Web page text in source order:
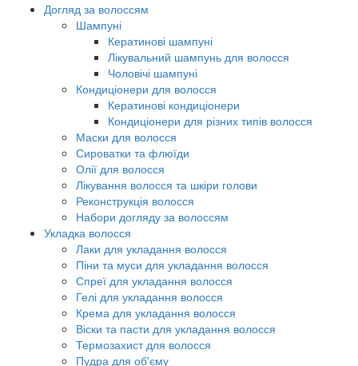
Догляд за волоссям
Шампуні
Кератинові шампуні
Лікувальний шампунь для волосся
Чоловічі шампуні
Кондиціонери для волосся
Кератинові кондиціонери
Кондиціонери для різних типів волосся
Маски для волосся
Сироватки та флюїди
Олії для волосся
Лікування волосся та шкіри голови
Реконструкція волосся
Набори догляду за волоссям
Укладка волосся
Лаки для укладання волосся
Піни та муси для укладання волосся
Спреї для укладання волосся
Гелі для укладання волосся
Крема для укладання волосся
Віски та пасти для укладання волосся
Термозахист для волосся
Пудра для об'єму